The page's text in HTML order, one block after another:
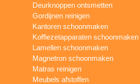
Deurknoppen ontsmetten
Gordijnen reinigen
Kantoren schoonmaken
Koffiezetapparaten schoonmaken
Lamellen schoonmaken
Magnetron schoonmaken
Matras reinigen
Meubels afstoffen